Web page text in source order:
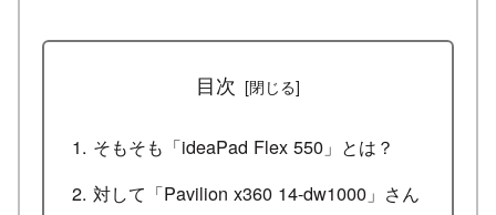
目次
そもそも「ideaPad Flex 550」とは？
対して「Pavilion x360 14-dw1000」さん